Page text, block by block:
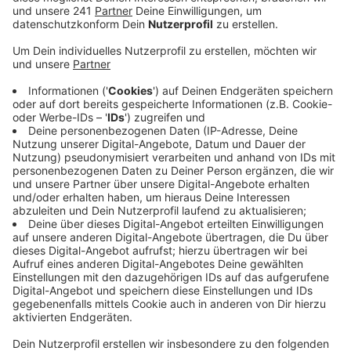
Anzeige
Dabei kann jeder "echte" Landtagsabgeordnete einen
Platz vergeben, so auch der Bonner Abgeordnete und
Grünen-Landeschef Tim Achtermeyer. Bewerben
können sich junge Menschen zwischen 16 und 20
Jahren, die noch nicht bei einem Jugendlandtag dabei
waren. Der Jugendlandtag wird seit 2008 vom NRW-
Landtag organisiert, über die Beschlüsse der
Jugendlichen debattiert hinterher der Hauptausschuss
des Landtags. Bewerben können sich interessierte
Jugendliche beim Büroleiter von Tim Achtermeyer